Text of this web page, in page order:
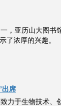
亚历山大图
了浓厚的兴趣。
出席
力于生物技术